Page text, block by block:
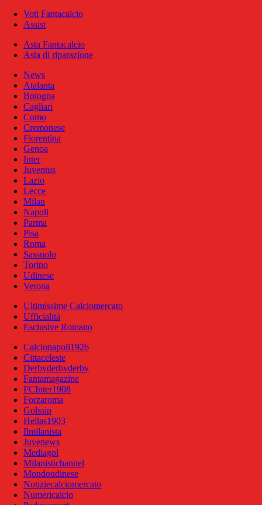
Voti Fantacalcio
Assist
Asta Fantacalcio
Asta di riparazione
News
Atalanta
Bologna
Cagliari
Como
Cremonese
Fiorentina
Genoa
Inter
Juventus
Lazio
Lecce
Milan
Napoli
Parma
Pisa
Roma
Sassuolo
Torino
Udinese
Verona
Ultimissime Calciomercato
Ufficialità
Esclusive Romano
Calcionapoli1926
Cittaceleste
Derbyderbyderby
Fantamagazine
FCInter1908
Forzaroma
Golssip
Hellas1903
Ilmilanista
Juvenews
Mediagol
Milanistichannel
Mondoudinese
Notiziecalciomercato
Numericalcio